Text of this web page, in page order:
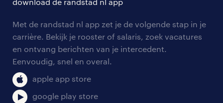
tarieven
personeel gezocht
aanmelden nieuwsbrief
blogs en artikelen
salarischecker
bruto-netto calculator
onze vestigingen
pers
Met de randstad nl app zet je de volgende stap in je
carrière. Bekijk je rooster of salaris, zoek vacatures
en ontvang berichten van je intercedent.
Eenvoudig, snel en overal.
apple app store
google play store